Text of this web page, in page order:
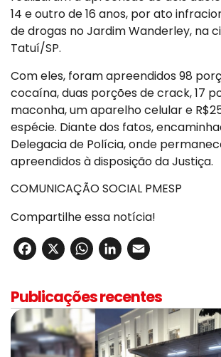
14 e outro de 16 anos, por ato
de drogas no Jardim Wanderley, na
Tatuí/SP.
Com eles, foram apreendidos 98
cocaína, duas porções de crack, 17
maconha, um aparelho celular e
espécie. Diante dos fatos,
Delegacia de Polícia, onde
apreendidos à disposição da Justiça.
COMUNICAÇÃO SOCIAL PMESP
Compartilhe essa notícia!
Facebook
X WhatsApp
LinkedIn
Publicações recentes